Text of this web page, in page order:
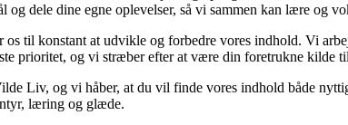
og dele dine egne oplevelser, så vi sammen kan lære og
til konstant at udvikle og forbedre vores indhold. Vi
prioritet, og vi stræber efter at være din foretrukne kilde
Liv, og vi håber, at du vil finde vores indhold både
læring og glæde.